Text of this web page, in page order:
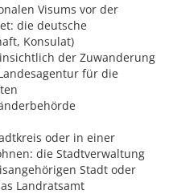
Visums vor der
die deutsche
Konsulat)
der Zuwanderung
für die
oder in einer
die Stadtverwaltung
Stadt oder
Landratsamt